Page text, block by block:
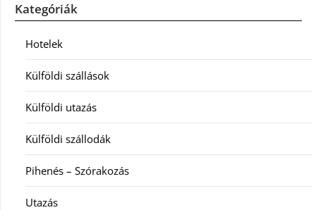
Kategóriák
Hotelek
Külföldi szállások
Külföldi utazás
Külföldi szállodák
Pihenés – Szórakozás
Utazás